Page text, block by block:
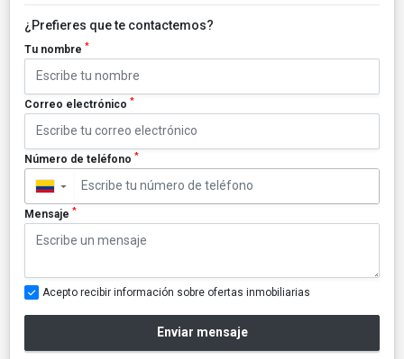
¿Prefieres que te contactemos?
Tu nombre *
Correo electrónico *
Número de teléfono *
▼
Mensaje *
Acepto recibir información sobre ofertas inmobiliarias
Enviar mensaje